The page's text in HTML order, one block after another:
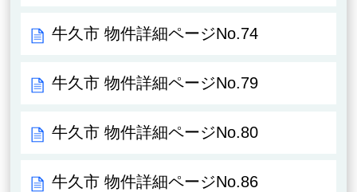
牛久市 物件詳細ページNo.74
牛久市 物件詳細ページNo.79
牛久市 物件詳細ページNo.80
牛久市 物件詳細ページNo.86